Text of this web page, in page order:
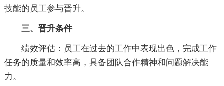
技能的员工参与晋升。
三、晋升条件
绩效评估：员工在过去的工作中表现出色，完成工作
任务的质量和效率高，具备团队合作精神和问题解决能
力。